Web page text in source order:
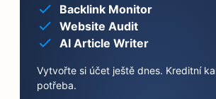
Backlink Monitor
Website Audit
AI Article Writer
Vytvořte si účet ještě dnes. Kreditní
potřeba.